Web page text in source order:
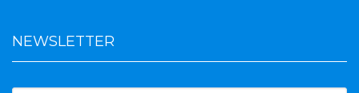
NEWSLETTER